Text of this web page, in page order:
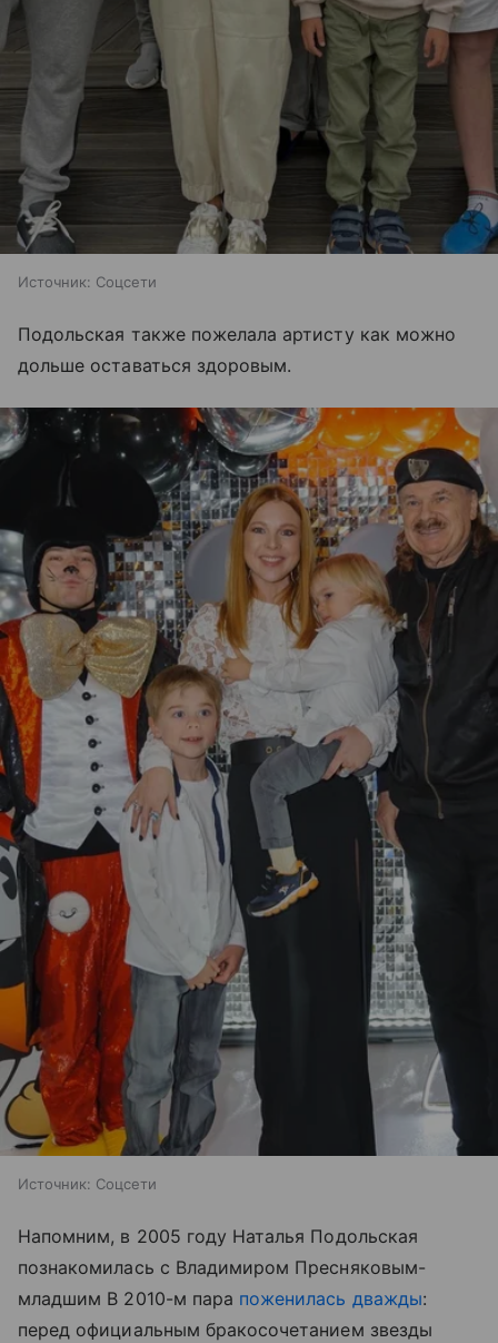
Источник: Соцсети
Подольская также пожелала артисту как можно
дольше оставаться здоровым.
Источник: Соцсети
Напомним, в 2005 году Наталья Подольская
познакомилась с Владимиром Пресняковым-
младшим В 2010-м пара поженилась дважды:
перед официальным бракосочетанием звезды